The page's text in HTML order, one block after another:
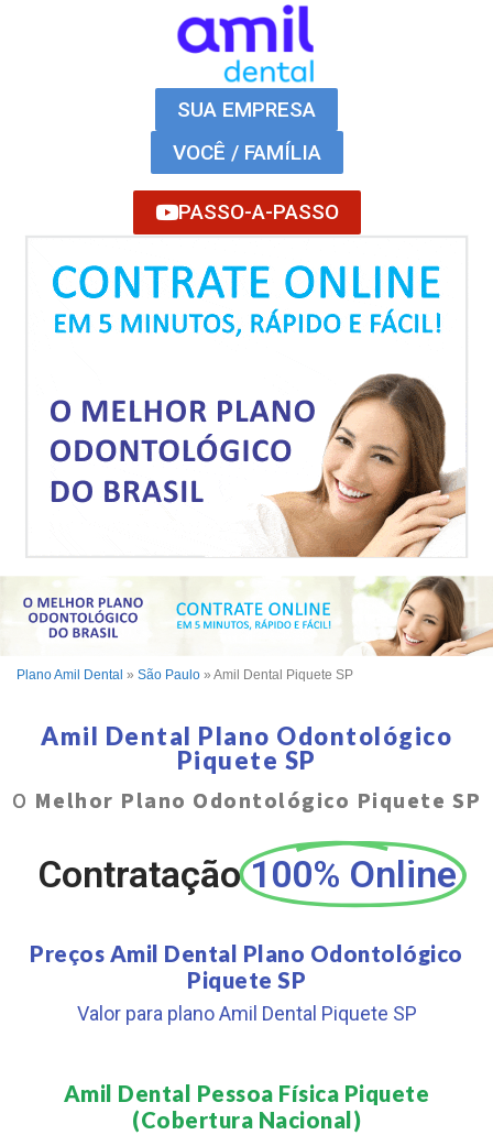
SUA EMPRESA
VOCÊ / FAMÍLIA
PASSO-A-PASSO
Plano Amil Dental » São Paulo » Amil Dental Piquete SP
Amil Dental Plano Odontológico
Piquete SP
O Melhor Plano Odontológico Piquete SP
Contratação 100% Online
Preços Amil Dental Plano Odontológico
Piquete SP
Valor para plano Amil Dental Piquete SP
Amil Dental Pessoa Física Piquete
(Cobertura Nacional)​